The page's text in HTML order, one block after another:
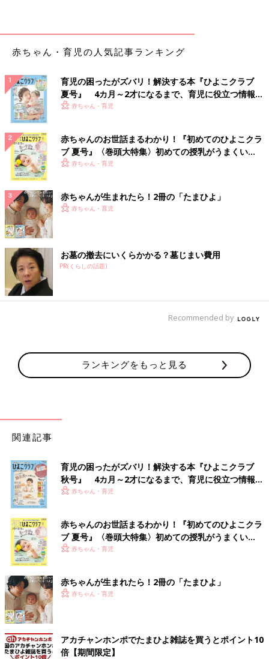
赤ちゃん・育児の人気記事ランキング
育児の困ったがズバリ！解決する本『ひよこクラブ
夏号』 4カ月～2才になるまで、育児に役立つ情報が
いっぱい！
赤ちゃん・育児
赤ちゃんのお世話まるわかり！『初めてのひよこクラ
ブ 夏号』〈巻頭大特集〉初めての授乳がうまくい
く！ おっぱい・ミルクの基本と夏のトラブル 解決テ
赤ちゃん・育児
赤ちゃんが生まれたら！2冊の「たまひよ」
赤ちゃん・育児
お墓の撤去にいくらかかる？墓じまい費用
PR(くらしの話題)
Recommended by
ランキングをもっと見る
関連記事
育児の困ったがズバリ！解決する本『ひよこクラブ
秋号』 4カ月～2才になるまで、育児に役立つ情報が
いっぱい！
赤ちゃん・育児
赤ちゃんのお世話まるわかり！『初めてのひよこクラ
ブ 夏号』〈巻頭大特集〉初めての授乳がうまくい
く！ おっぱい・ミルクの基本と夏のトラブル 解決テ
赤ちゃん・育児
赤ちゃんが生まれたら！2冊の「たまひよ」
赤ちゃん・育児
アカチャンホンポでたまひよ雑誌を買うとポイント10
倍【期間限定】